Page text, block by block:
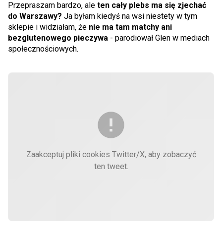
Przepraszam bardzo, ale ten cały plebs ma się zjechać
do Warszawy? Ja byłam kiedyś na wsi niestety w tym
sklepie i widziałam, że nie ma tam matchy ani
bezglutenowego pieczywa - parodiował Glen w mediach
społecznościowych.
Zaakceptuj pliki cookies Twitter/X, aby zobaczyć
ten tweet.